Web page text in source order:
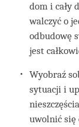
dom i cały
walczyć o
odbudowę
jest
Wyobraź
sytuacji i
uwolnić się